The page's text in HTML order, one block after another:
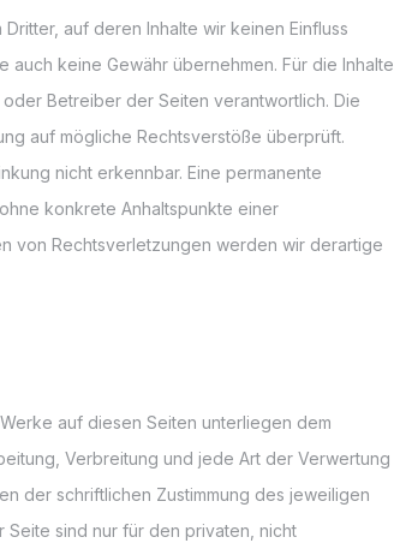
auf deren Inhalte wir keinen Einfluss
keine Gewähr übernehmen. Für die Inhalte
Betreiber der Seiten verantwortlich. Die
auf mögliche Rechtsverstöße überprüft.
nicht erkennbar. Eine permanente
konkrete Anhaltspunkte einer
von Rechtsverletzungen werden wir derartige
auf diesen Seiten unterliegen dem
Verbreitung und jede Art der Verwertung
der schriftlichen Zustimmung des jeweiligen
Seite sind nur für den privaten, nicht